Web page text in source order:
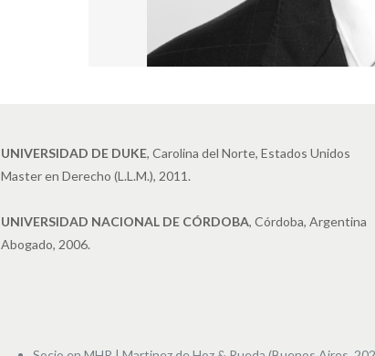
UNIVERSIDAD DE DUKE, Carolina del Norte, Estados Unidos
Master en Derecho (L.L.M.), 2011.
UNIVERSIDAD NACIONAL DE CÓRDOBA, Córdoba, Argentina
Abogado, 2006.